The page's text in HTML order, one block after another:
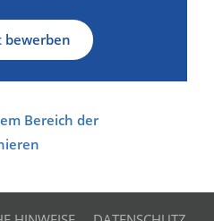
bewerben
Bereich der